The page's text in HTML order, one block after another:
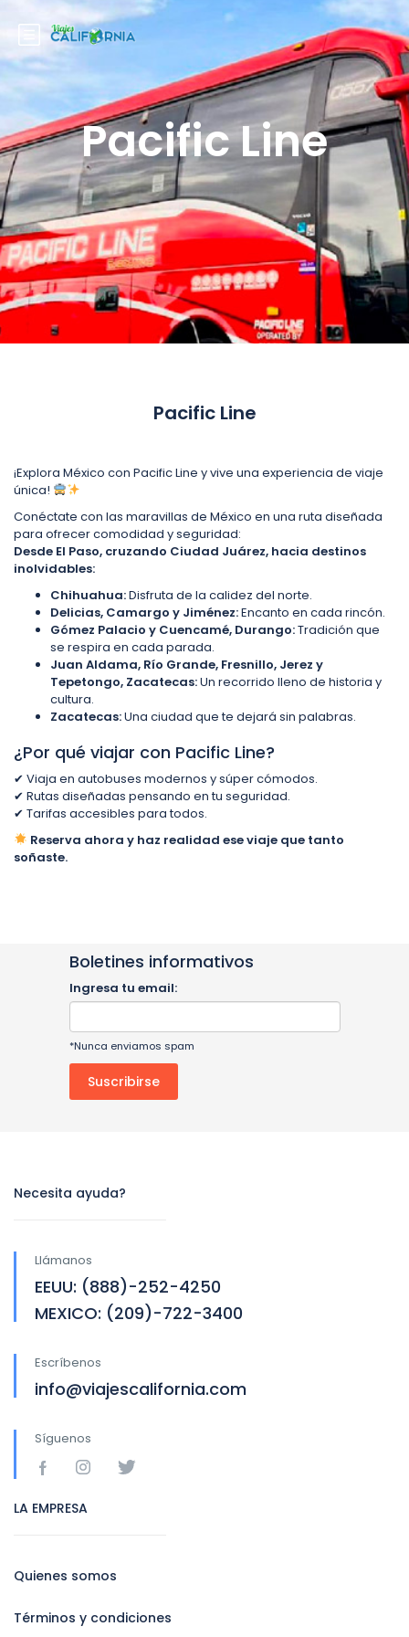
Pacific Line
Pacific Line
¡Explora México con Pacific Line y vive una experiencia de viaje
única!
Conéctate con las maravillas de México en una ruta diseñada
para ofrecer comodidad y seguridad:
Desde El Paso, cruzando Ciudad Juárez, hacia destinos
inolvidables:
Chihuahua:Disfruta de la calidez del norte.
Delicias, Camargo y Jiménez:Encanto en cada rincón.
Gómez Palacio y Cuencamé, Durango:Tradición que
se respira en cada parada.
Juan Aldama, Río Grande, Fresnillo, Jerez y
Tepetongo, Zacatecas:Un recorrido lleno de historia y
cultura.
Zacatecas:Una ciudad que te dejará sin palabras.
¿Por qué viajar con Pacific Line?
✔ Viaja en autobuses modernos y súper cómodos.
✔ Rutas diseñadas pensando en tu seguridad.
✔ Tarifas accesibles para todos.
Reserva ahora y haz realidad ese viaje que tanto
soñaste.
Boletines informativos
Ingresa tu email:
*Nunca enviamos spam
Necesita ayuda?
Llámanos
EEUU: (888)-252-4250
MEXICO: (209)-722-3400
Escríbenos
info@viajescalifornia.com
Síguenos
LA EMPRESA
Quienes somos
Términos y condiciones